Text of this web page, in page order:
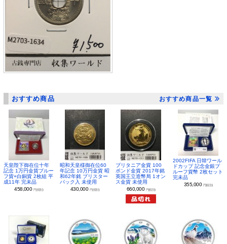
おすすめ商品 おすすめ商品一覧
天皇陛下御在位十年
記念 1万円金貨プルー
フ貨+白銅貨 2枚組 平
成11年 完未品
458,000 円(税別)
昭和天皇様御在位60
年記念 10万円金貨 昭
和62年銘 ブリスター
パック入 未使用
430,000 円(税別)
ブリタニア金貨 100
ポンド金貨 2017年銘
英国王立造幣局 1オン
ス金貨 未使用
660,000 円(税別)
2002FIFA 日韓ワール
ドカップ 記念金銀プ
ルーフ貨幣 2枚セット
完未品
355,000 円(税別)